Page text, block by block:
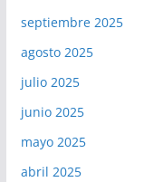
septiembre 2025
agosto 2025
julio 2025
junio 2025
mayo 2025
abril 2025